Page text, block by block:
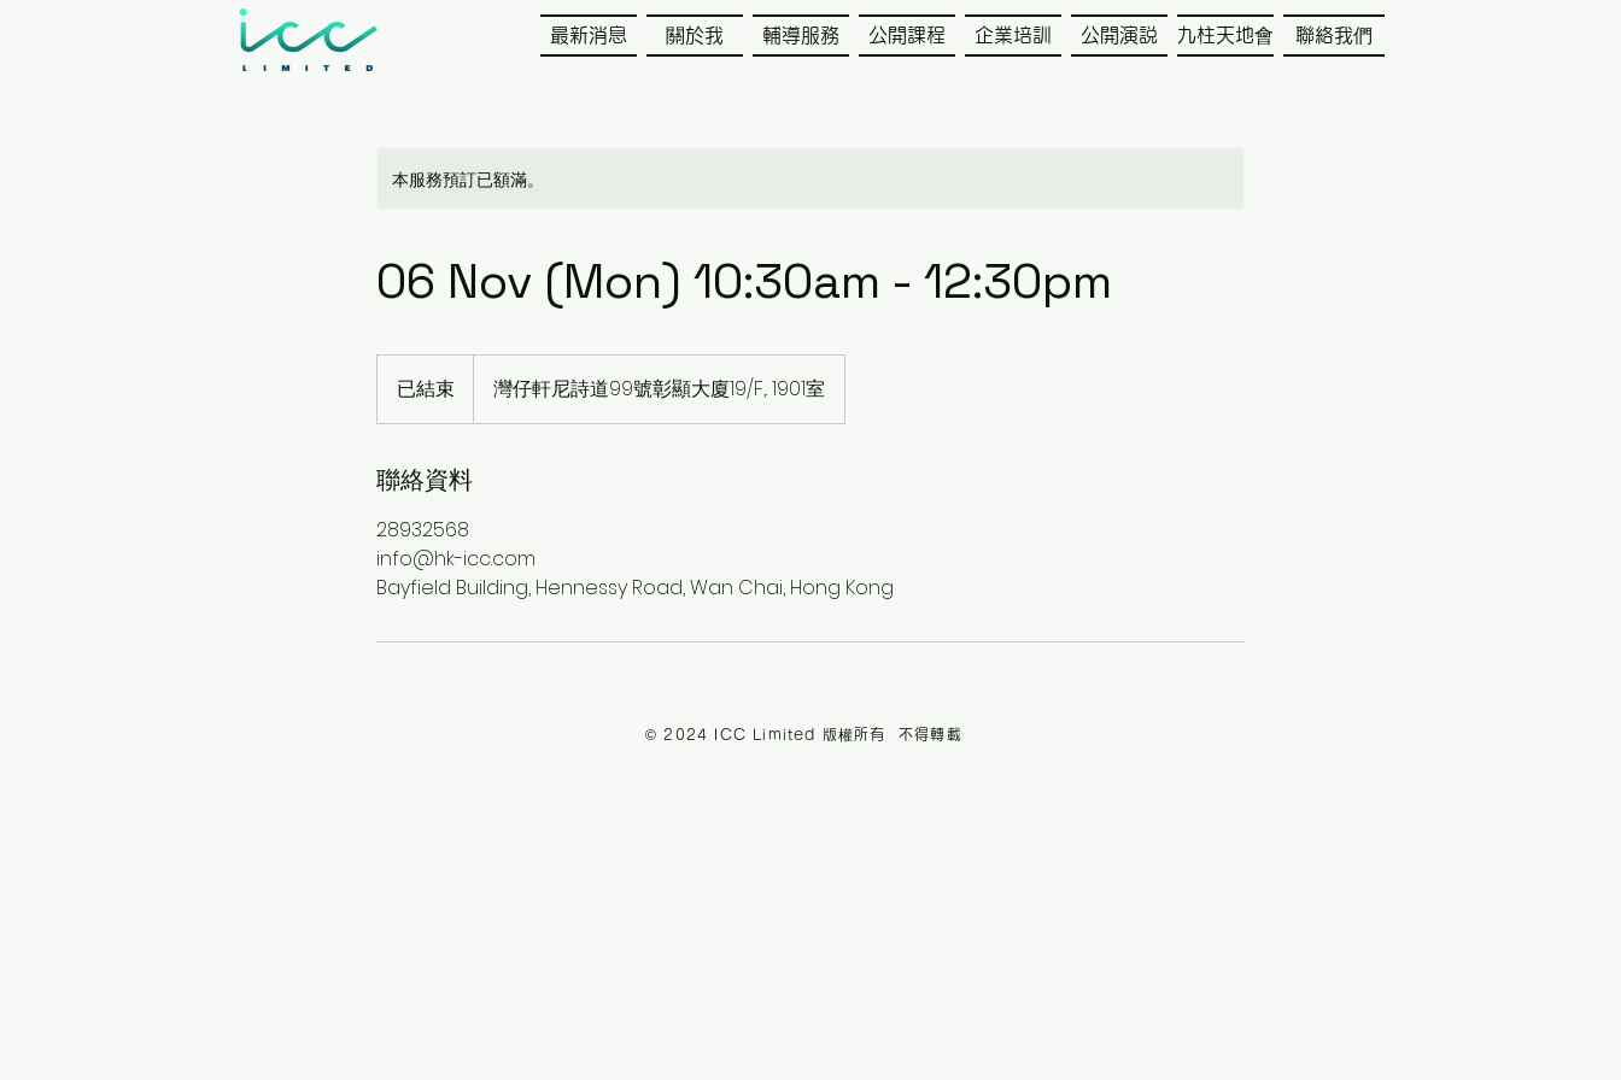
最新消息 關於我 輔導服務 公開課程 企業培訓 公開演説 九柱天地會 聯絡我們
本服務預訂已額滿。
06 Nov (Mon) 10:30am - 12:30pm
已結束
結
灣仔軒尼詩道99號彰顯大廈19/F,. 1901室
聯絡資料
28932568
info@hk-icc.com
Bayfield Building, Hennessy Road, Wan Chai, Hong Kong
© 2024 ICC Limited 版權所有 不得轉載